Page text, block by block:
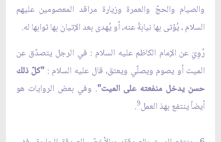
والصيام والحجّ والعمرة وزيارة مراقد المعصومين عليهم
السلام ، يُؤتى بها نيابةً عنه، أو يُهدى بعد الإتيان بها ثوابها له.
رُوِيَ عن الإمام الكاظم عليه السلام : في الرجل يتصدّق عن
الميت أو يصوم ويصلّي ويعتق، قال عليه السلام : "كلّ ذلك
حسن يدخل منفعته على الميت". وفي بعض الروايات هو
أيضاً ينتفع بهذ العمل9
.